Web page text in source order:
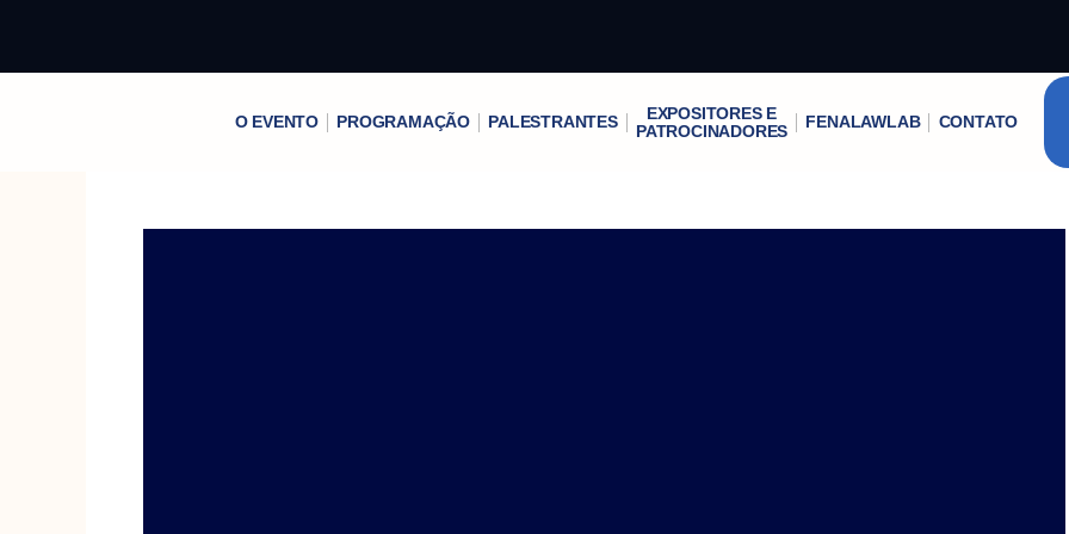
o
O EVENTO PROGRAMAÇÃO PALESTRANTES
EXPOSITORES E
PATROCINADORES
FENALAWLAB CONTATO